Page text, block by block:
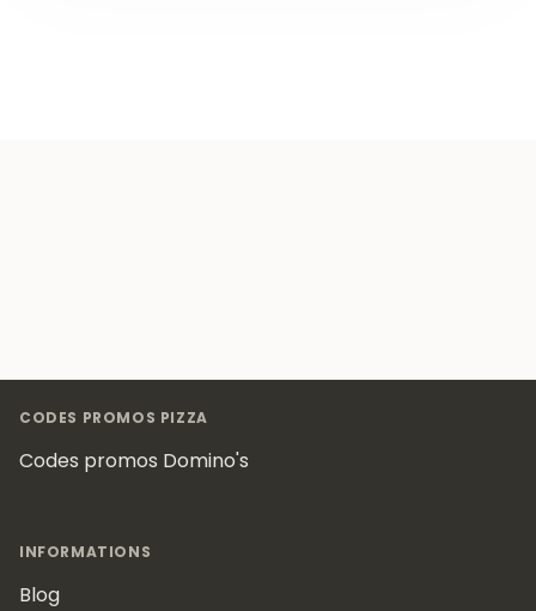
CODES PROMOS PIZZA
Codes promos Domino's
INFORMATIONS
Blog